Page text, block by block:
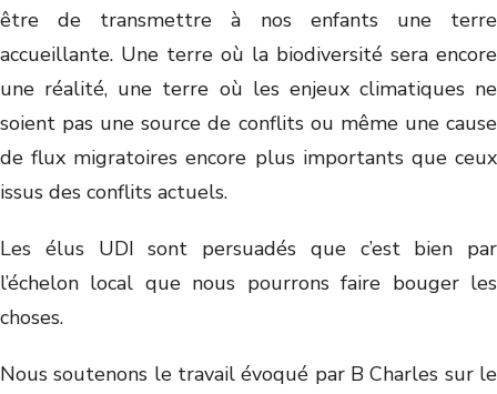
être de transmettre à nos enfants une terre
accueillante. Une terre où la biodiversité sera encore
une réalité, une terre où les enjeux climatiques ne
soient pas une source de conflits ou même une cause
de flux migratoires encore plus importants que ceux
issus des conflits actuels.
Les élus UDI sont persuadés que c’est bien par
l’échelon local que nous pourrons faire bouger les
choses.
Nous soutenons le travail évoqué par B Charles sur le